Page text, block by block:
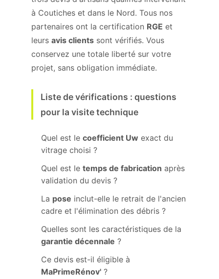
à Coutiches et dans le Nord. Tous nos
partenaires ont la certification RGE et
leurs avis clients sont vérifiés. Vous
conservez une totale liberté sur votre
projet, sans obligation immédiate.
Liste de vérifications : questions
pour la visite technique
Quel est le coefficient Uw exact du
vitrage choisi ?
Quel est le temps de fabrication après
validation du devis ?
La pose inclut-elle le retrait de l'ancien
cadre et l'élimination des débris ?
Quelles sont les caractéristiques de la
garantie décennale ?
Ce devis est-il éligible à
MaPrimeRénov' ?